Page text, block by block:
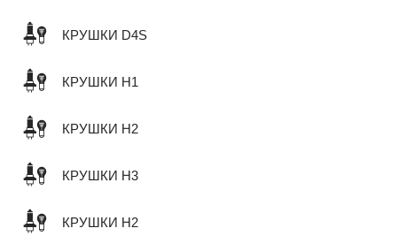
КРУШКИ D4S
КРУШКИ H1
КРУШКИ H2
КРУШКИ H3
КРУШКИ H2